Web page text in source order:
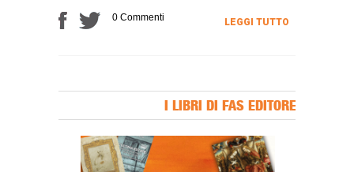
0 Commenti LEGGI TUTTO
I LIBRI DI FAS EDITORE